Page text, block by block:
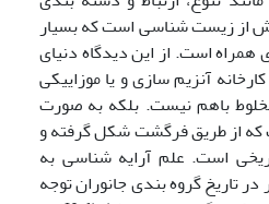
از زیست شناسی است که بسیار
همراه است. از این دیدگاه دنیای
آنزیم سازی و یا موزاییکی
باهم نیست. بلکه به صورت
که از طریق فرگشت شکل گرفته و
است. علم آرایه شناسی به
تاریخ گروه بندی جانوران توجه